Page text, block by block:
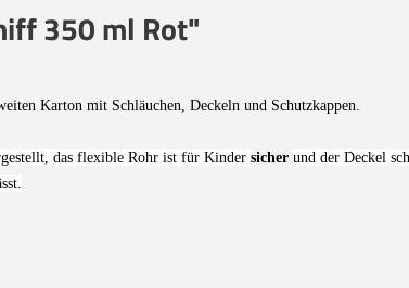
350 ml Rot"
Karton mit Schläuchen, Deckeln und Schutzkappen.
, das flexible Rohr ist für Kinder sicher und der Deckel
.